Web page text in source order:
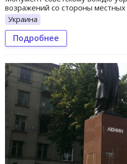
возражений со стороны
Украина
Подробнее